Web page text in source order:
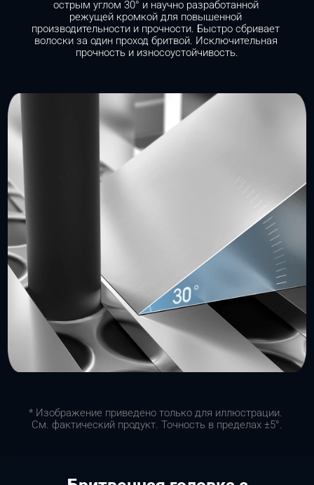
острым углом 30° и научно разработанной
режущей кромкой для повышенной
производительности и прочности. Быстро сбривает
волоски за один проход бритвой. Исключительная
прочность и износоустойчивость.
* Изображение приведено только для иллюстрации.
См. фактический продукт. Точность в пределах ±5°.